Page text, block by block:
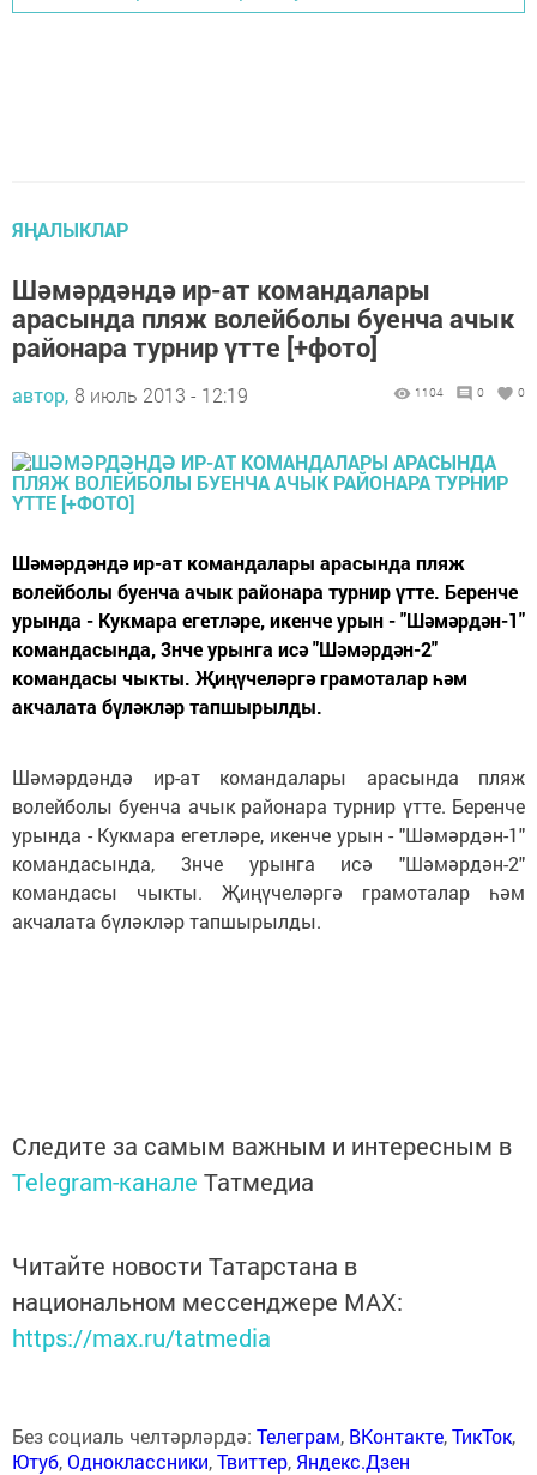
ЯҢАЛЫКЛАР
Шәмәрдәндә ир-ат командалары
арасында пляж волейболы буенча ачык
районара турнир үтте [+фото]
автор, 8 июль 2013 - 12:19 1104 0 0
Шәмәрдәндә ир-ат командалары арасында пляж
волейболы буенча ачык районара турнир үтте. Беренче
урында - Кукмара егетләре, икенче урын - "Шәмәрдән-1"
командасында, 3нче урынга исә "Шәмәрдән-2"
командасы чыкты. Җиңүчеләргә грамоталар һәм
акчалата бүләкләр тапшырылды.
Шәмәрдәндә ир-ат командалары арасында пляж
волейболы буенча ачык районара турнир үтте. Беренче
урында - Кукмара егетләре, икенче урын - "Шәмәрдән-1"
командасында, 3нче урынга исә "Шәмәрдән-2"
командасы чыкты. Җиңүчеләргә грамоталар һәм
акчалата бүләкләр тапшырылды.
Следите за самым важным и интересным в
Telegram-канале Татмедиа
Читайте новости Татарстана в
национальном мессенджере MАХ:
https://max.ru/tatmedia
Без социаль челтәрләрдә: Телеграм, ВКонтакте,ТикТок,
Ютуб,Одноклассники,Твиттер, Яндекс.Дзен